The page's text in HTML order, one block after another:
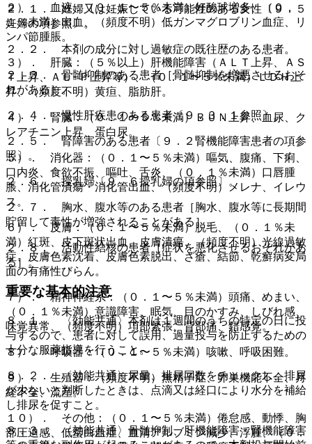
２．１． 妊婦又は妊娠している可能性のある女性〔９．５
妊婦の項参照〕。
２．２． 本剤の成分に対し過敏症の既往歴のある患者。
２．３． 骨髄抑制のある患者［骨髄抑制を増悪させるおそ
れがある］。
２．４． 慢性肝疾患のある患者〔９．３．１参照〕。
２．５． 腎障害のある患者〔９．２腎機能障害患者の項参
照〕。
２．６． 授乳婦〔９．６授乳婦の項参照〕。
２．７． 胸水、腹水等のある患者［胸水、腹水等に長期間
貯留して毒性が増強されることがある］。
２．８． 活動性結核の患者［症状を悪化させるおそれがあ
る］。
重要な基本的注意
８．１． 〈効能共通〉本剤は１週間のうちの特定の日に投
与するので、患者に対して誤用、過量投与を防止するための
十分な服薬指導を行うこと。
８．２． 〈効能共通〉尿量、排尿回数をチェックし、排尿
が少ないと判断したときは、点滴又は経口により水分を補給
し排尿を促すこと。
８．３． 〈効能共通〉骨髄抑制、肝機能障害・腎機能障害
２）． 血液：（０．１〜５％未満）好酸球増多、（０．
１％未満）出血、（頻度不明）低ガンマグロブリン血症、リ
ンパ節腫脹。
３）． 肝臓：（５％以上）肝機能障害（ＡＬＴ上昇、ＡＳ
Ｔ上昇、ＡＬ−Ｐ上昇等）、（０．１〜５％未満）ＬＤＨ上
昇、（頻度不明）黄疸、脂肪肝。
４）． 腎臓：（０．１〜５％未満）ＢＵＮ上昇、血尿、ク
レアチニン上昇、蛋白尿。
５）． 消化器：（０．１〜５％未満）嘔気、腹痛、下痢、
口内炎、食欲不振、嘔吐、舌炎、（０．１％未満）口唇腫
脹、消化管潰瘍・消化管出血、（頻度不明）メレナ、イレウ
ス。
６）． 皮膚：（０．１〜５％未満）脱毛、（０．１％未
満）紅斑、皮下斑状出血、皮膚潰瘍、（頻度不明）光線過敏
症、皮膚色素沈着、皮膚色素脱出、ざ瘡、結節、乾癬病変局
面の有痛性びらん。
７）． 精神神経系：（０．１〜５％未満）頭痛、めまい、
（０．１％未満）意識障害、眠気、目のかすみ、しびれ感、
味覚異常、（頻度不明）項部緊張、背部痛、錯感覚。
８）． 呼吸器：（０．１〜５％未満）咳嗽、呼吸困難。
９）． 生殖器：（頻度不明）無精子症、卵巣機能不全、月
経不全、流産。
１０）． その他：（０．１〜５％未満）倦怠感、動悸、胸
部圧迫感、低蛋白血症、血清アルブミン減少、浮腫、（０．